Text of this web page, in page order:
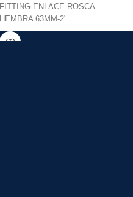
FITTING ENLACE ROSCA
HEMBRA 63MM-2"